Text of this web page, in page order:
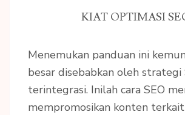
KIAT OPTIMASI
Menemukan panduan ini
besar disebabkan oleh strategi
terintegrasi. Inilah cara SEO
mempromosikan konten